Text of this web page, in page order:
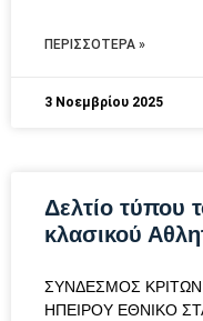
ΠΕΡΙΣΣΌΤΕΡΑ »
3 Νοεμβρίου 2025
Δελτίο τύπου
κλασικού
ΣΥΝΔΕΣΜΟΣ
ΗΠΕΙΡΟΥ ΕΘΝΙΚΟ